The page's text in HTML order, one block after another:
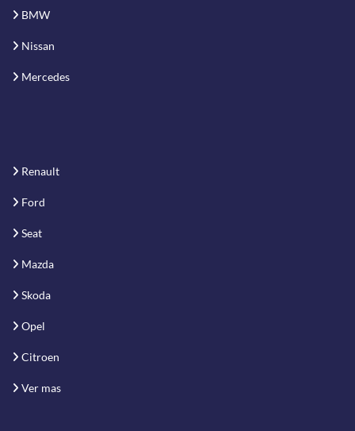
BMW
Nissan
Mercedes
Renault
Ford
Seat
Mazda
Skoda
Opel
Citroen
Ver mas